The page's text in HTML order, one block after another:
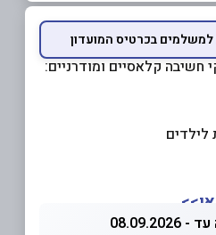
חשיבה קלאסיים ומודרניים:
לילדים